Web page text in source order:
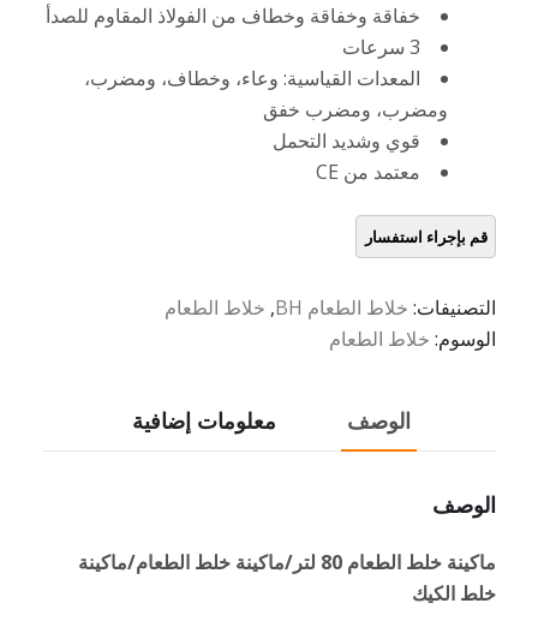
خفاقة وخفاقة وخطاف من الفولاذ المقاوم للصدأ
3 سرعات
المعدات القياسية: وعاء، وخطاف، ومضرب،
ومضرب، ومضرب خفق
قوي وشديد التحمل
معتمد من CE
التصنيفات: خلاط الطعام BH , خلاط الطعام
الوسوم: خلاط الطعام
الوصف معلومات إضافية
الوصف
ماكينة خلط الطعام 80 لتر/ماكينة خلط الطعام/ماكينة
خلط الكيك